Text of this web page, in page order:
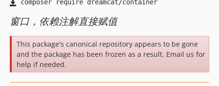
窗口，依赖注解直接赋值
This package's canonical repository appears to be gone
and the package has been frozen as a result. Email us for
help if needed.